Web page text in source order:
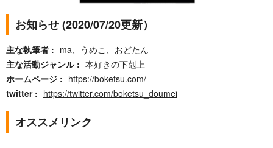
お知らせ (2020/07/20更新）
主な執筆者
ma、うめこ、おどたん
主な活動ジャンル
本好きの下剋上
ホームページ
https://boketsu.com/
twitter
https://twitter.com/boketsu_doumei
オススメリンク